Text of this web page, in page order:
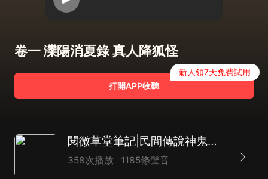
卷一 灤陽消夏錄 真人降狐怪
打開APP收聽
新人領7天免費試用
閱微草堂筆記|民間傳說神鬼故事奇聞怪談|紀曉嵐的恐怖奇幻夜
358次播放 1185條聲音